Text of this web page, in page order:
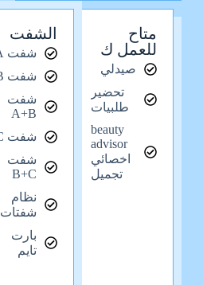
متاح
للعمل ك
صيدلي
تحضير
طلبيات
beauty
advisor
اخصائي
تجميل
الشفت
شفت A
شفت B
شفت
A+B
شفت C
شفت
B+C
نظام
شفتات
بارت
تايم